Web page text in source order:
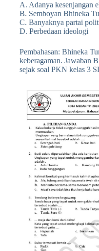
A. Adanya kesenjangan
B. Semboyan Bhineka
C. Banyaknya partai
D. Perbedaan ideologi
Pembahasan: Bhineka
keberagaman. Jawaban
sejak soal PKN kelas 3